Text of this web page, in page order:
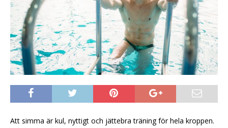
Att simma är kul, nyttigt och jättebra träning för hela kroppen.